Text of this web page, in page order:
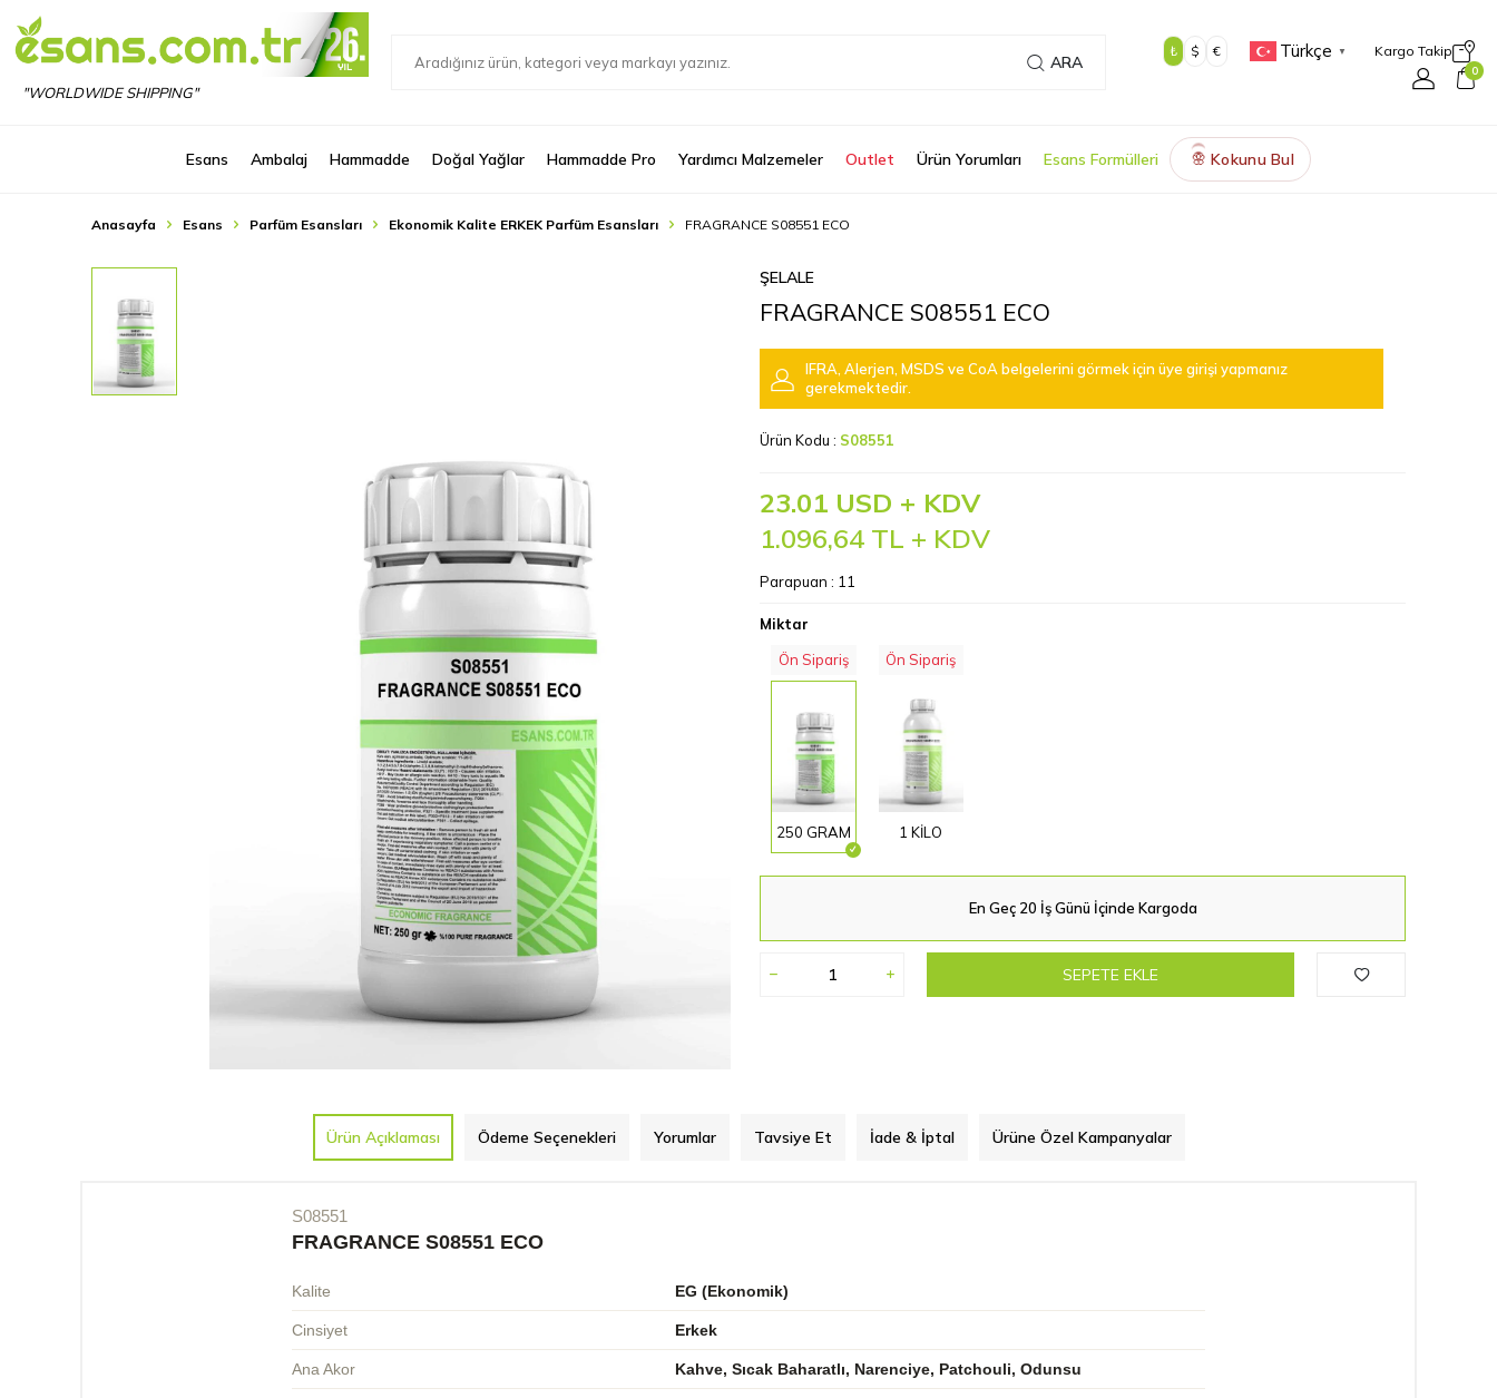
"WORLDWIDE SHIPPING"
ARA
₺ $ € Türkçe ▼ Kargo Takip
0
Esans Ambalaj Hammadde Doğal Yağlar Hammadde Pro Yardımcı Malzemeler Outlet Ürün Yorumları Esans Formülleri 🌸 Kokunu Bul
Anasayfa Esans Parfüm Esansları Ekonomik Kalite ERKEK Parfüm Esansları FRAGRANCE S08551 ECO
ŞELALE
FRAGRANCE S08551 ECO
IFRA, Alerjen, MSDS ve CoA belgelerini görmek için üye girişi yapmanız
gerekmektedir.
Ürün Kodu : S08551
23.01 USD + KDV
1.096,64 TL + KDV
Parapuan : 11
Miktar
Ön Sipariş
250 GRAM
Ön Sipariş
1 KİLO
En Geç 20 İş Günü İçinde Kargoda
SEPETE EKLE
Ürün Açıklaması Ödeme Seçenekleri Yorumlar Tavsiye Et İade & İptal Ürüne Özel Kampanyalar
S08551
FRAGRANCE S08551 ECO
Kalite EG (Ekonomik)
Cinsiyet Erkek
Ana Akor Kahve, Sıcak Baharatlı, Narenciye, Patchouli, Odunsu